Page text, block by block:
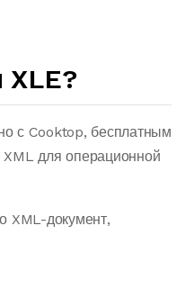
XLE?
с Cooktop, бесплатным
XML для операционной
XML-документ,